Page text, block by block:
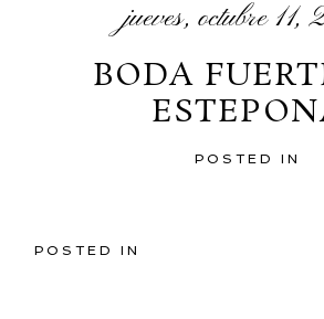
jueves, octubre 11,
BODA
POSTED IN
POSTED IN